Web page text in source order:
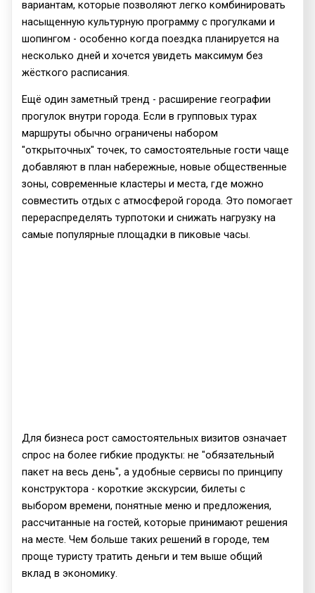
вариантам, которые позволяют легко комбинировать
насыщенную культурную программу с прогулками и
шопингом - особенно когда поездка планируется на
несколько дней и хочется увидеть максимум без
жёсткого расписания.
Ещё один заметный тренд - расширение географии
прогулок внутри города. Если в групповых турах
маршруты обычно ограничены набором
"открыточных" точек, то самостоятельные гости чаще
добавляют в план набережные, новые общественные
зоны, современные кластеры и места, где можно
совместить отдых с атмосферой города. Это помогает
перераспределять турпотоки и снижать нагрузку на
самые популярные площадки в пиковые часы.
Для бизнеса рост самостоятельных визитов означает
спрос на более гибкие продукты: не "обязательный
пакет на весь день", а удобные сервисы по принципу
конструктора - короткие экскурсии, билеты с
выбором времени, понятные меню и предложения,
рассчитанные на гостей, которые принимают решения
на месте. Чем больше таких решений в городе, тем
проще туристу тратить деньги и тем выше общий
вклад в экономику.